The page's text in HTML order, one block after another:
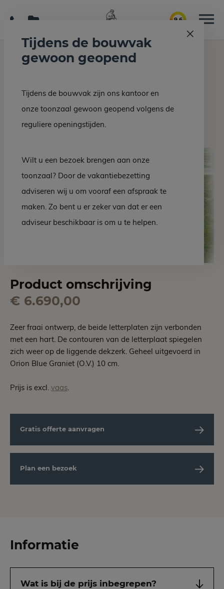
9.6
Home Grafmonumenten Grafsteen DM 31-10
Grafsteen DM 31-10
Product omschrijving
€ 6.690,00
Zeer fraai ontwerp, de beide letterplaten zijn verbonden
met een hart. De contouren van de letterplaat spiegelen
zich weer op de liggende dekzerk. Geheel uitgevoerd in
Orion Blue Graniet (O.V.) 10 cm.
Prijs is excl. vaas
Gratis offerte aanvragen
Plan een bezoek
Informatie
Wat is bij de prijs inbegrepen?
Tijdens de bouwvak
gewoon geopend
Tijdens de bouwvak zijn ons kantoor en
onze toonzaal gewoon geopend volgens de
reguliere openingstijden.
Wilt u een bezoek brengen aan onze
toonzaal? Door de vakantiebezetting
adviseren wij u om vooraf een afspraak te
maken. Zo bent u er zeker van dat er een
adviseur beschikbaar is om u te helpen.